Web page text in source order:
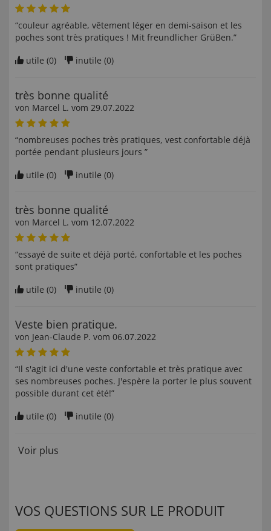
“couleur agréable, vêtement léger en demi-saison et les
poches sont très pratiques ! Mit freundlicher GrüBen.”
utile (0) inutile (0)
très bonne qualité
von Marcel L. vom 29.07.2022
“nombreuses poches très pratiques, vest confortable déjà
portée pendant plusieurs jours ”
utile (0) inutile (0)
très bonne qualité
von Marcel L. vom 12.07.2022
“essayé de suite et déjà porté, confortable et les poches
sont pratiques”
utile (0) inutile (0)
Veste bien pratique.
von Jean-Claude P. vom 06.07.2022
“Il s'agit ici d'une veste confortable et très pratique avec
ses nombreuses poches. J'espère la porter le plus souvent
possible durant cet été!”
utile (0) inutile (0)
Voir plus
VOS QUESTIONS SUR LE PRODUIT